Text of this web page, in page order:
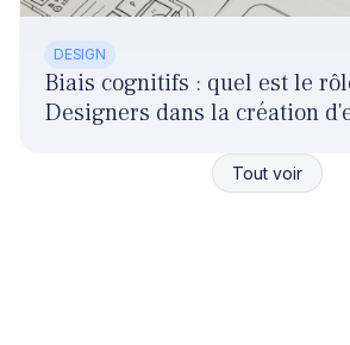
Tout voir
DESIGN
Biais cognitifs : quel est le
Designers dans la création